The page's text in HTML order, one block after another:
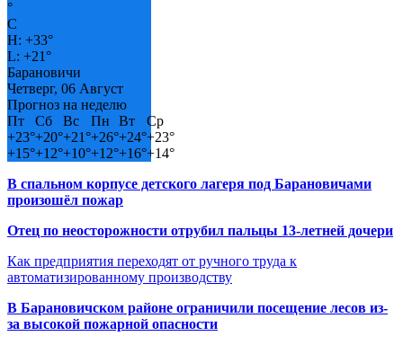
°
C
H: +33°
L: +21°
Барановичи
Четверг, 06 Август
Прогноз на неделю
Пт
Сб Вс Пн Вт
Ср
+23°+20°+21°+26°+24°+23°
+15°+12°+10°+12°+16°+14°
В спальном корпусе детского лагеря под Барановичами
произошёл пожар
Отец по неосторожности отрубил пальцы 13-летней дочери
Как предприятия переходят от ручного труда к
автоматизированному производству
В Барановичском районе ограничили посещение лесов из-
за высокой пожарной опасности